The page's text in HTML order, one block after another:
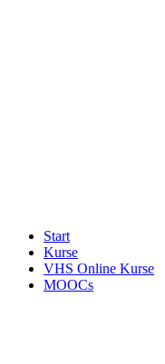
Start
Kurse
VHS Online Kurse
MOOCs